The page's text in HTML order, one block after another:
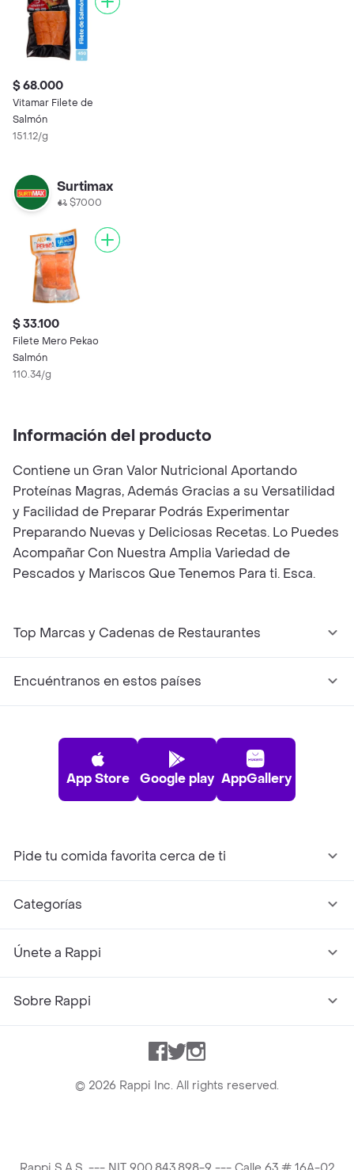
$ 68.000
Vitamar Filete de
Salmón
151.12/g
Surtimax
$7000
$ 33.100
Filete Mero Pekao
Salmón
110.34/g
Información del producto
Contiene un Gran Valor Nutricional Aportando
Proteínas Magras, Además Gracias a su Versatilidad
y Facilidad de Preparar Podrás Experimentar
Preparando Nuevas y Deliciosas Recetas. Lo Puedes
Acompañar Con Nuestra Amplia Variedad de
Pescados y Mariscos Que Tenemos Para ti. Esca.
Top Marcas y Cadenas de Restaurantes
Encuéntranos en estos países
App Store Google play AppGallery
Pide tu comida favorita cerca de ti
Categorías
Únete a Rappi
Sobre Rappi
Facebook
TwitterInstagram
© 2026 Rappi Inc. All rights reserved.